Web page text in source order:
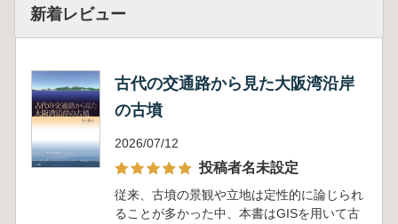
新着レビュー
古代の交通路から見た大阪湾沿岸
の古墳
2026/07/12
投稿者名未設定
従来、古墳の景観や立地は定性的に論じられ
ることが多かった中、本書はGISを用いて古